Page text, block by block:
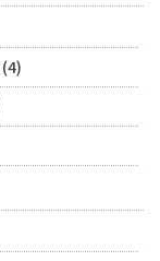
(4)